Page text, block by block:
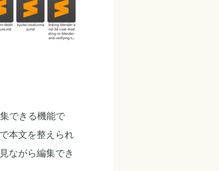
できる機能で
本文を整えられ
ながら編集でき